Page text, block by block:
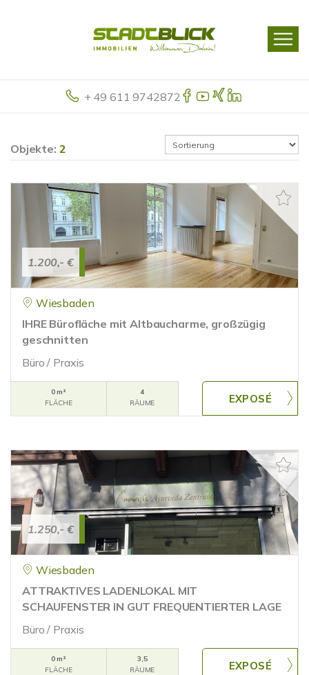
+ 49 611 9742872
Objekte: 2
1.200,- €
Wiesbaden
IHRE Bürofläche mit Altbaucharme, großzügig
geschnitten
Büro / Praxis
0 m²
FLÄCHE
4
RÄUME
1.250,- €
Wiesbaden
ATTRAKTIVES LADENLOKAL MIT
SCHAUFENSTER IN GUT FREQUENTIERTER LAGE
Büro / Praxis
0 m²
FLÄCHE
3,5
RÄUME